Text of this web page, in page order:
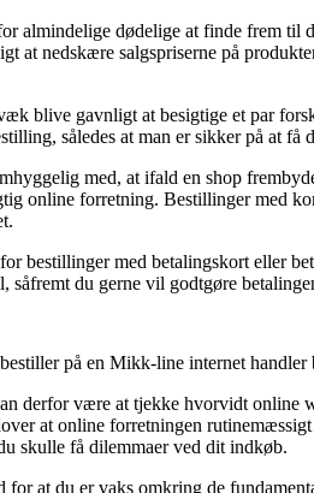
almindelige dødelige at finde frem til
at nedskære salgspriserne på
blive gavnligt at besigtige et par
således at man er sikker på at få
med, at ifald en shop
online forretning. Bestillinger med
bestillinger med betalingskort eller
såfremt du gerne vil godtgøre
på en Mikk-line internet handler
derfor være at tjekke hvorvidt online
at online forretningen
skulle få dilemmaer ved dit indkøb.
at du er vaks omkring de